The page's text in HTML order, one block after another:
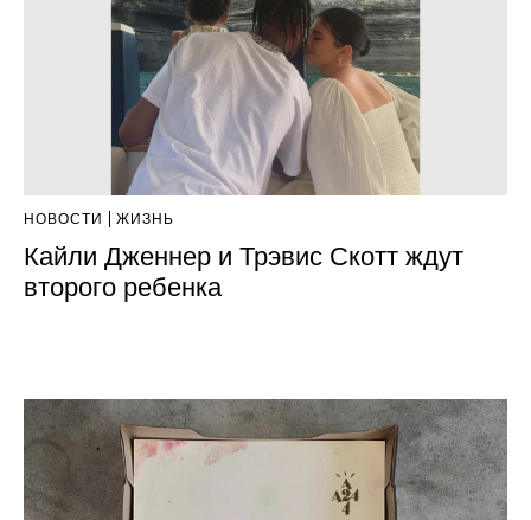
НОВОСТИ ЖИЗНЬ
Кайли Дженнер и Трэвис Скотт ждут
второго ребенка